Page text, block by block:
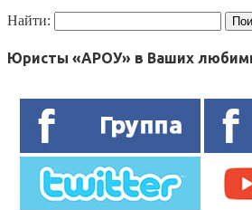
Найти:
Юристы «АРОУ» в Ваших